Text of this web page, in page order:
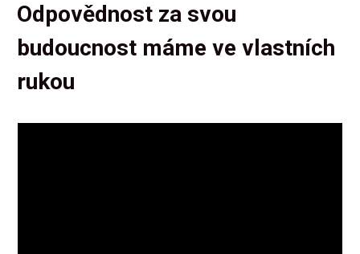
Odpovědnost za svou
budoucnost máme ve vlastních
rukou